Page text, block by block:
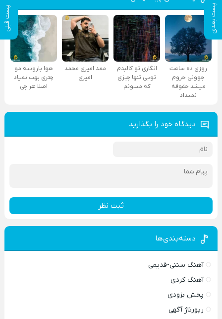
پست بعدی پست قبلی
روزی ده ساعت
جوونی حروم
میشد حقوقه
نمیداد
انگاری تو کالبدم
تویی تنها چیزی
که میتونم
ممد امیری محمد
امیری
هوا بارونیه مو
چتری بهت نمیاد
اصلا هر چی
دیدگاه خود را بگذارید
ثبت نظر
دسته‌بندی‌ها
آهنگ سنتی-قدیمی
آهنگ کردی
پخش بزودی
رپورتاژ آگهی